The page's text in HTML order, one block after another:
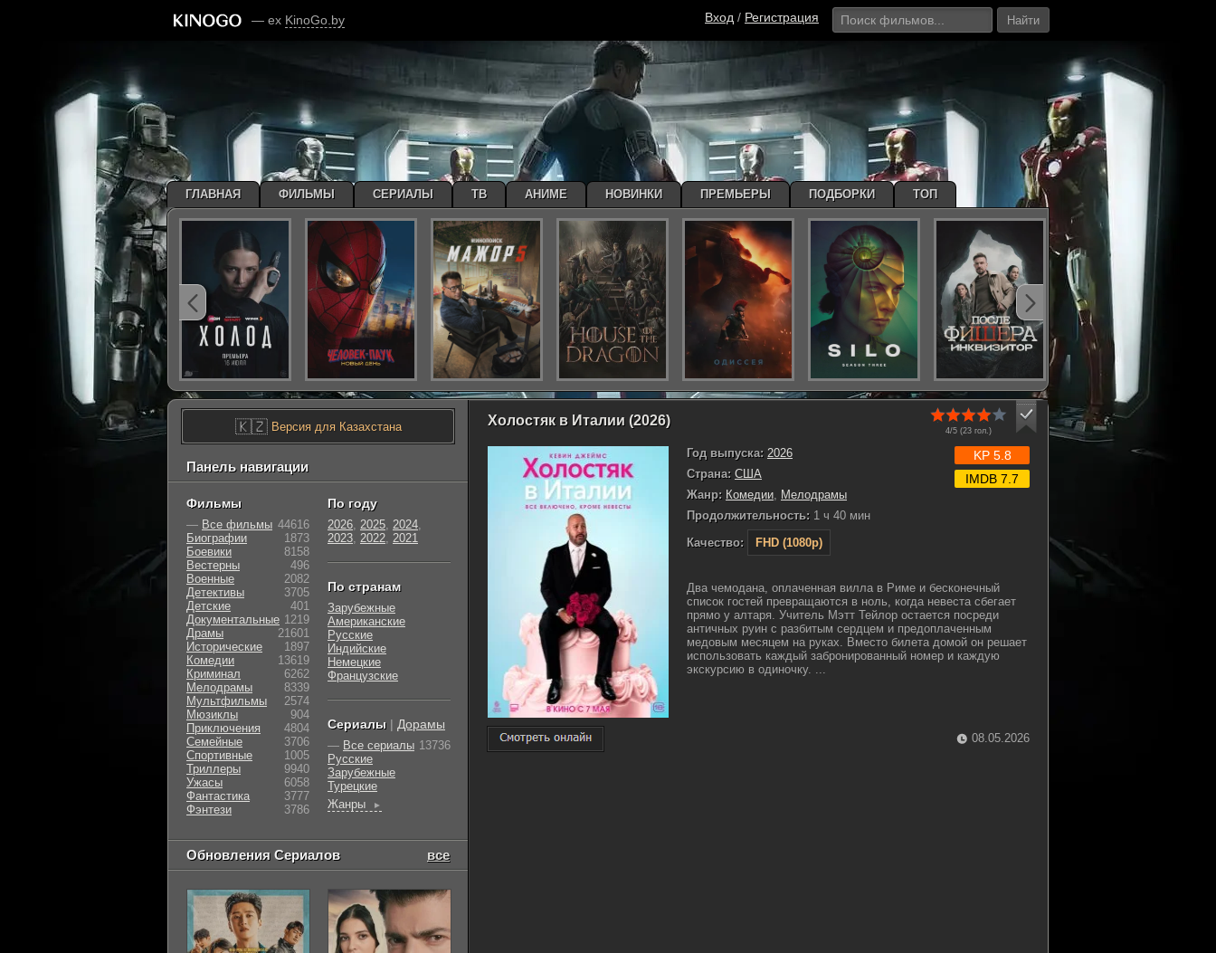
— ex KinoGo.by Вход / Регистрация Найти
Холостяк в Италии (2026)
4/5 (23 гол.)
Год выпуска: 2026
Страна: США
Жанр: Комедии, Мелодрамы
Продолжительность: 1 ч 40 мин
Качество:
FHD (1080p)
KP 5.8
IMDB 7.7
Два чемодана, оплаченная вилла в Риме и бесконечный
список гостей превращаются в ноль, когда невеста сбегает
прямо у алтаря. Учитель Мэтт Тейлор остается посреди
античных руин с разбитым сердцем и предоплаченным
медовым месяцем на руках. Вместо билета домой он решает
использовать каждый забронированный номер и каждую
экскурсию в одиночку. ...
08.05.2026
🇰🇿Версия для Казахстана
Панель навигации
Фильмы
— Все фильмы 44616
Биографии
1873
Боевики
8158
Вестерны
496
Военные
2082
Детективы
3705
Детские
401
Документальные 1219
Драмы
21601
Исторические
1897
Комедии
13619
Криминал
6262
Мелодрамы
8339
Мультфильмы
2574
Мюзиклы
904
Приключения
4804
Семейные
3706
Cпортивные
1005
Триллеры
9940
Ужасы
6058
Фантастика
3777
Фэнтези
3786
По году
2026, 2025, 2024,
2023, 2022, 2021
По странам
Зарубежные
Американские
Русские
Индийские
Немецкие
Французские
Сериалы | Дорамы
— Все сериалы 13736
Русские
Зарубежные
Турецкие
Жанры
►
Обновления Сериалов все
ГЛАВНАЯ ФИЛЬМЫ СЕРИАЛЫ ТВ АНИМЕ НОВИНКИ ПРЕМЬЕРЫ ПОДБОРКИ ТОП